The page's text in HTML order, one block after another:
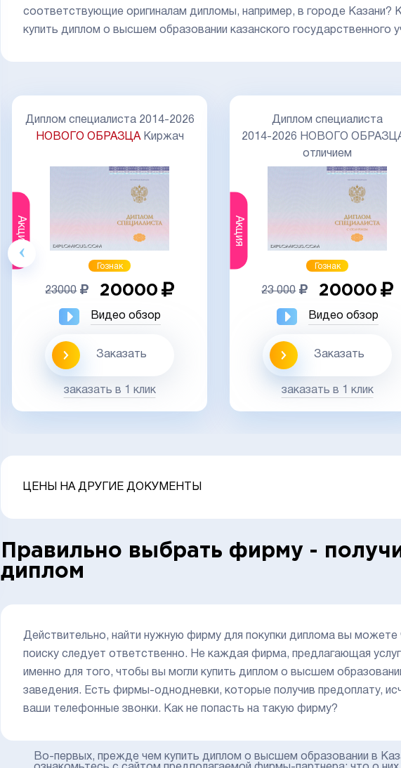
соответствующие оригиналам дипломы, например, в городе Казани?
купить диплом о высшем образовании казанского государственного
Диплом специалиста
2014-2026 НОВОГО ОБРАЗЦА с
Гознак
23 000 20000
Видео обзор
Заказать
заказать в 1 клик
Диплом специалиста
НОВОГО ОБРАЗЦА
20000
Видео обзор
Заказать
заказать в 1 клик
ЦЕНЫ НА ДРУГИЕ ДОКУМЕНТЫ
Правильно выбрать фирму -
диплом
Действительно, найти нужную фирму для покупки диплома вы можете
поиску следует ответственно. Не каждая фирма, предлагающая
именно для того, чтобы вы могли купить диплом о высшем
заведения. Есть фирмы-однодневки, которые получив предоплату,
ваши телефонные звонки. Как не попасть на такую фирму?
Во-первых, прежде чем купить диплом о высшем образовании в